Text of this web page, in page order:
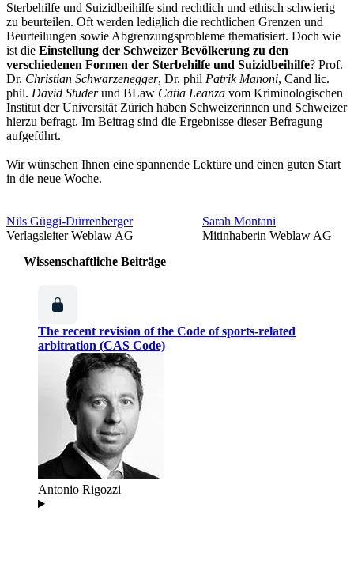
Sterbehilfe und Suizidbeihilfe sind rechtlich und ethisch schwierig
zu beurteilen. Oft werden lediglich die rechtlichen Grenzen und
Beurteilungen sowie Abgrenzungsprobleme thematisiert. Doch wie
ist die Einstellung der Schweizer Bevölkerung zu den
verschiedenen Formen der Sterbehilfe und Suizidbeihilfe? Prof.
Dr. Christian Schwarzenegger, Dr. phil Patrik Manoni, Cand lic.
phil. David Studerund BLaw Catia Leanza vom Kriminologischen
Institut der Universität Zürich haben Schweizerinnen und Schweizer
hierzu befragt. Im Beitrag sind die Ergebnisse dieser Befragung
aufgeführt.
Wir wünschen Ihnen eine spannende Lektüre und einen guten Start
in die neue Woche.
Nils Güggi-Dürrenberger
Sarah Montani
Verlagsleiter Weblaw AG
Mitinhaberin Weblaw AG
Wissenschaftliche Beiträge
The recent revision of the Code of sports-related
arbitration (CAS Code)
Antonio Rigozzi